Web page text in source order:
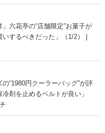
六花亭の“店舗限定”お菓子が
するべきだった」（1/2） |
“1980円クーラーバッグ”が評
剤を止めるベルトが良い」